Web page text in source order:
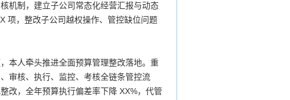
机制，建立子公司常态化经营汇报与动态
项，整改子公司越权操作、管控缺位问题
本人牵头推进全面预算管理整改落地。重
审核、执行、监控、考核全链条管控流
改，全年预算执行偏差率下降 XX%，代管